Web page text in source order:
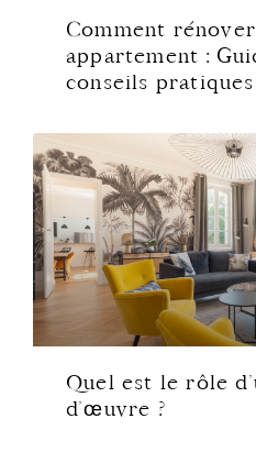
Comment
appartement :
conseils pratiques
Quel est le rôle
d’œuvre ?